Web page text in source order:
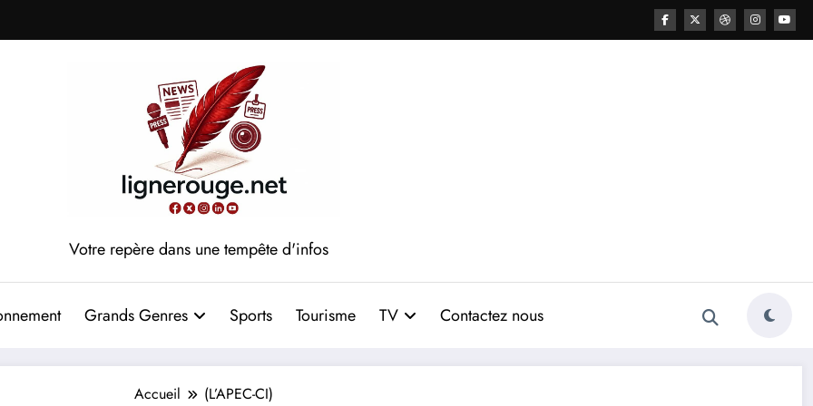
Votre repère dans une tempête d'infos
Grands Genres Sports Tourisme TV Contactez nous
Accueil (L’APEC-CI)